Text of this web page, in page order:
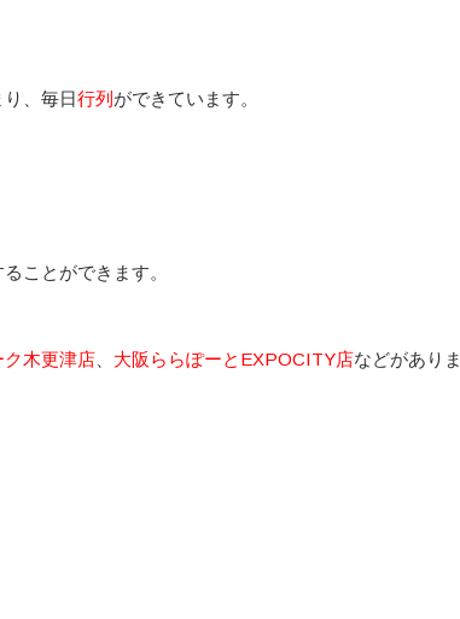
、毎日行列 ができています。
ことができます。
ク木更津店 大阪ららぽーとEXPOCITY店などがありま